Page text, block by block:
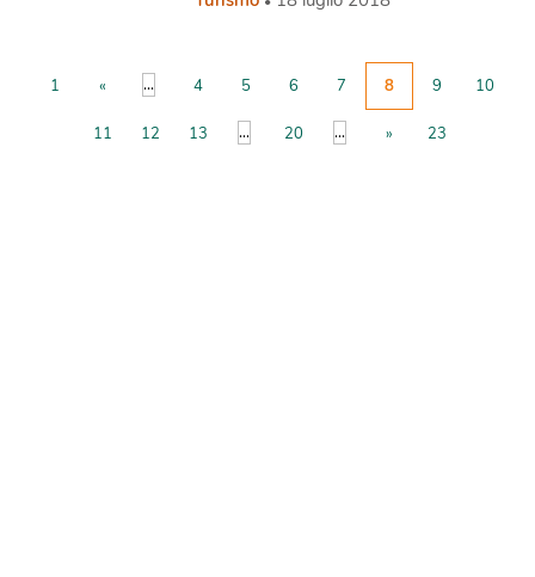
1 « ... 4 5 6 7 8 9 10
11 12 13 ... 20 ... » 23